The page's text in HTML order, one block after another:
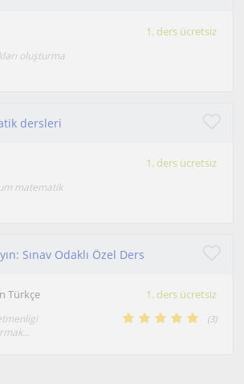
1. ders ücretsiz
oluşturma
dersleri
1. ders ücretsiz
matematik
Sınav Odaklı Özel Ders
Türkçe 1. ders ücretsiz
(3)